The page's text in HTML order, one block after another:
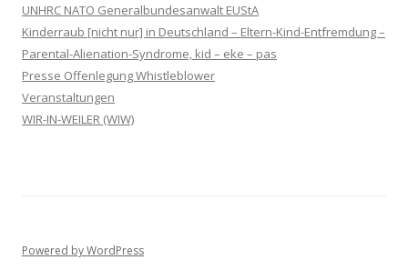
UNHRC NATO Generalbundesanwalt EUStA
Kinderraub [nicht nur] in Deutschland – Eltern-Kind-Entfremdung –
Parental-Alienation-Syndrome, kid – eke – pas
Presse Offenlegung Whistleblower
Veranstaltungen
WIR-IN-WEILER (WIW)
Powered by WordPress